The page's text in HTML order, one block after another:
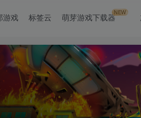
游戏 标签云 萌芽游戏下载器NEW